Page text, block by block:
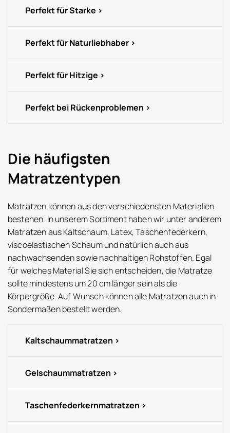
Perfekt für Starke
Perfekt für Naturliebhaber
Perfekt für Hitzige
Perfekt bei Rückenproblemen
Die häufigsten
Matratzentypen
Matratzen können aus den verschiedensten Materialien
bestehen. In unserem Sortiment haben wir unter anderem
Matratzen aus Kaltschaum, Latex, Taschenfederkern,
viscoelastischen Schaum und natürlich auch aus
nachwachsenden sowie nachhaltigen Rohstoffen. Egal
für welches Material Sie sich entscheiden, die Matratze
sollte mindestens um 20 cm länger sein als die
Körpergröße. Auf Wunsch können alle Matratzen auch in
Sondermaßen bestellt werden.
Kaltschaummatratzen
Gelschaummatratzen
Taschenfederkernmatratzen